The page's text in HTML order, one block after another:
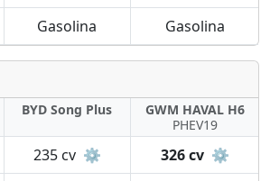
Gasolina Gasolina
BYD Song Plus
GWM HAVAL H6
PHEV19
235 cv ⚙️ 326 cv ⚙️